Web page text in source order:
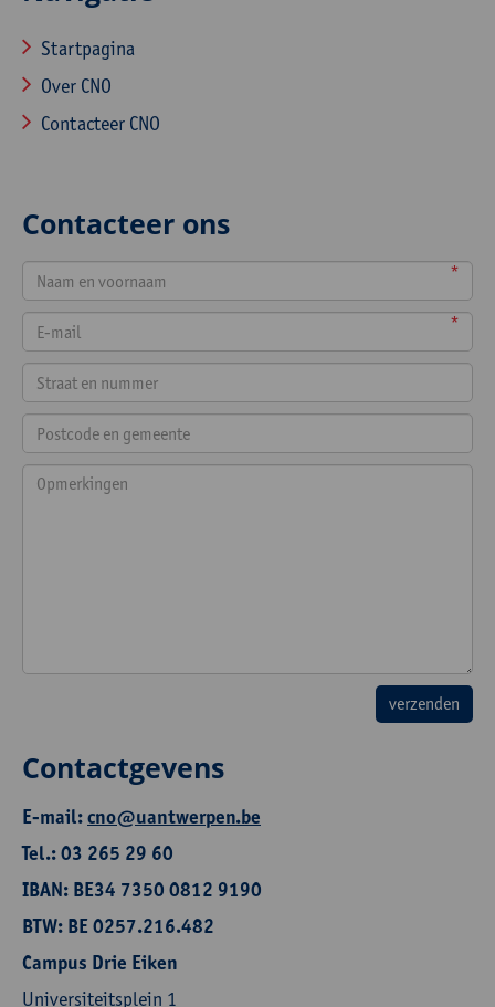
Startpagina
Over CNO
Contacteer CNO
Contacteer ons
*
*
Contactgevens
E-mail:cno@uantwerpen.be
Tel.: 03 265 29 60
IBAN: BE34 7350 0812 9190
BTW: BE 0257.216.482
Campus Drie Eiken
Universiteitsplein 1